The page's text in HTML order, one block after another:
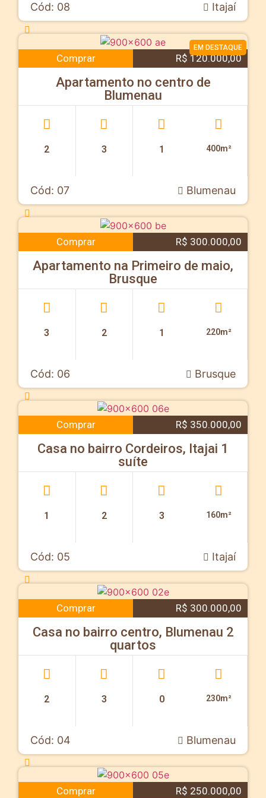
Cód: 08 Itajaí
Comprar R$ 120.000,00
Apartamento no centro de
Blumenau
2 3 1 400m²
Cód: 07 Blumenau
EM DESTAQUE
Comprar R$ 300.000,00
Apartamento na Primeiro de maio,
Brusque
3 2 1 220m²
Cód: 06 Brusque
Comprar R$ 350.000,00
Casa no bairro Cordeiros, Itajai 1
suíte
1 2 3 160m²
Cód: 05 Itajaí
Comprar R$ 300.000,00
Casa no bairro centro, Blumenau 2
quartos
2 3 0 230m²
Cód: 04 Blumenau
Comprar R$ 250.000,00